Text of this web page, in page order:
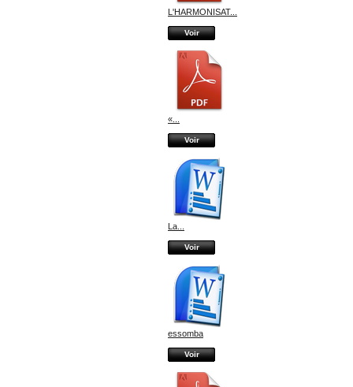
L'HARMONISAT...
Voir
«...
Voir
La...
Voir
essomba
Voir